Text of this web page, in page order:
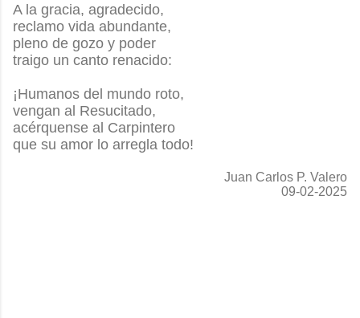
A la gracia, agradecido,
reclamo vida abundante,
pleno de gozo y poder
traigo un canto renacido:
¡Humanos del mundo roto,
vengan al Resucitado,
acérquense al Carpintero
que su amor lo arregla todo!
Juan Carlos P. Valero
09-02-2025